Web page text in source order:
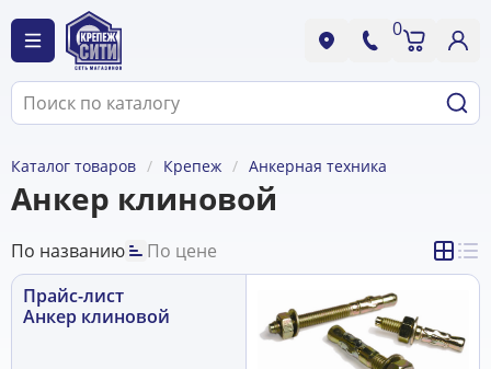
0
Каталог товаров Крепеж Анкерная техника
Анкер клиновой
По названию
По цене
Прайс-лист
Анкер клиновой